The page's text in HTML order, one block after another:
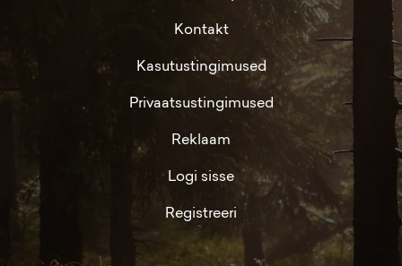
Kontakt
Kasutustingimused
Privaatsustingimused
Reklaam
Logi sisse
Registreeri